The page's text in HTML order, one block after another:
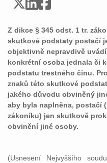
Z dikce § 345 odst. 1 tr.
skutkové podstaty postačí
objektivně nepravdivě
konkrétní osoba jednala či
podstatu trestného činu.
znaků této skutkové
jakého důvodu obviněný
aby byla naplněna, postačí
zákoníku) jen skutkově
obvinění jiné osoby.
(Usnesení Nejvyššího